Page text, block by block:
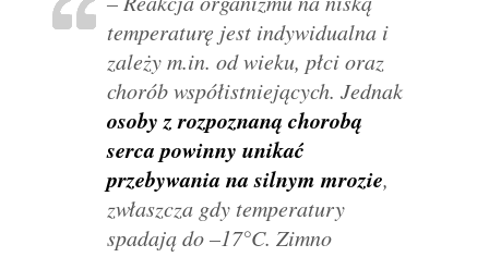
temperaturę jest indywidualna i
zależy m.in. od wieku, płci oraz
chorób współistniejących. Jednak
osoby z rozpoznaną chorobą
serca powinny unikać
przebywania na silnym mrozie,
zwłaszcza gdy temperatury
spadają do –17°C. Zimno